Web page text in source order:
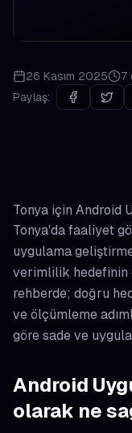
26 Kasım 2025 7
Paylaş:
Tonya için Android
Tonya'da faaliyet
uygulama
verimlilik hedefinin
rehberde; doğru
ve ölçümleme
göre sade ve
Android
olarak ne